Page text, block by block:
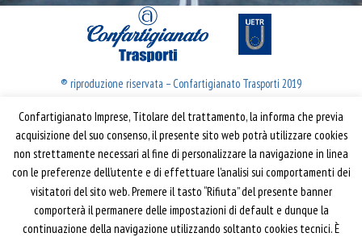
® riproduzione riservata – Confartigianato Trasporti 2019
Confartigianato Trasporti
Via S. Giovanni in Laterano, 152 | 00184 Roma
T: 06 70374.275
trasporti@confartigianato.it
confartigianatotrasporti@pec.it
Confartigianato Imprese, Titolare del trattamento, la informa che previa
acquisizione del suo consenso, il presente sito web potrà utilizzare cookies
non strettamente necessari al fine di personalizzare la navigazione in linea
con le preferenze dell’utente e di effettuare l’analisi sui comportamenti dei
visitatori del sito web. Premere il tasto “Rifiuta” del presente banner
comporterà il permanere delle impostazioni di default e dunque la
continuazione della navigazione utilizzando soltanto cookies tecnici. È